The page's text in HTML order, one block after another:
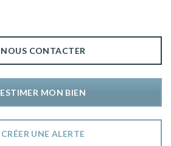
NOUS CONTACTER
ESTIMER MON BIEN
CRÉER UNE ALERTE